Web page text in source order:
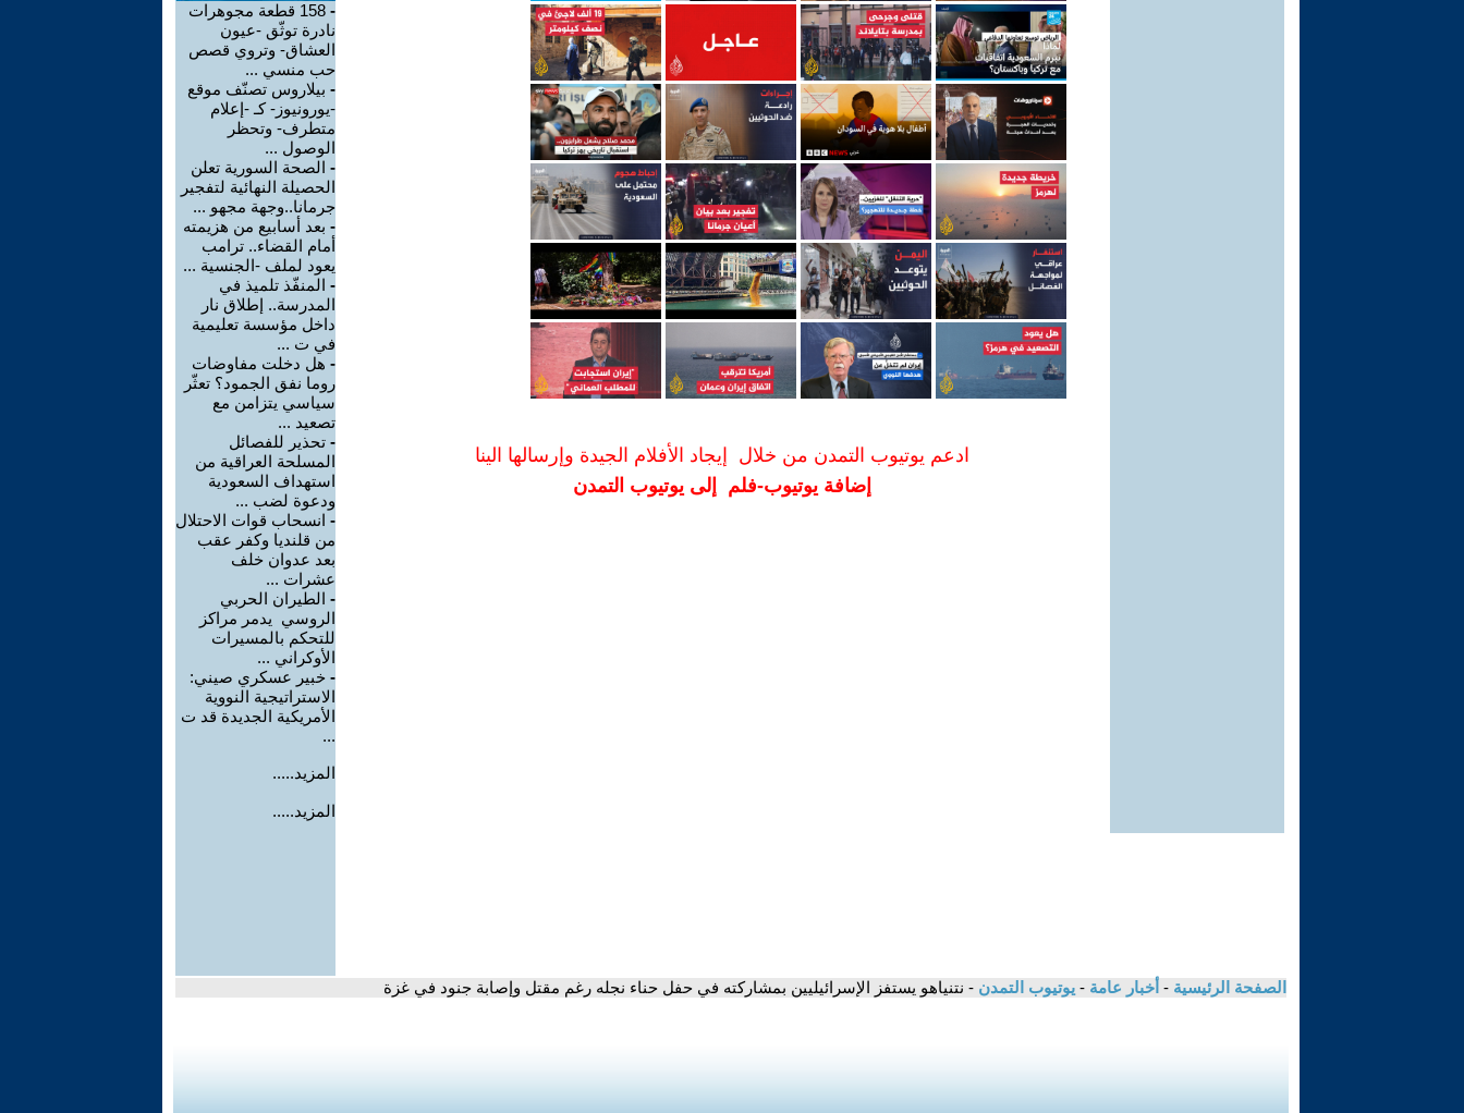
ادعم يوتيوب التمدن من خلال إيجاد الأفلام الجيدة وإرسالها الينا
إضافة يوتيوب-فلم إلى يوتيوب التمدن
-
158 قطعة مجوهرات
نادرة توثّق -عيون
العشاق- وتروي قصص
حب منسي ...
- بيلاروس تصنّف موقع
-يورونيوز- كـ -إعلام
متطرف- وتحظر
الوصول ...
- الصحة السورية تعلن
الحصيلة النهائية لتفجير
جرمانا..وجهة مجهو ...
- بعد أسابيع من هزيمته
أمام القضاء.. ترامب
يعود لملف -الجنسية ...
- المنفّذ تلميذ في
المدرسة.. إطلاق نار
داخل مؤسسة تعليمية
في ت ...
- هل دخلت مفاوضات
روما نفق الجمود؟ تعثّر
سياسي يتزامن مع
تصعيد ...
- تحذير للفصائل
المسلحة العراقية من
استهداف السعودية
ودعوة لضب ...
- انسحاب قوات الاحتلال
من قلنديا وكفر عقب
بعد عدوان خلف
عشرات ...
- الطيران الحربي
الروسي يدمر مراكز
للتحكم بالمسيرات
الأوكراني ...
- خبير عسكري صيني:
الاستراتيجية النووية
الأمريكية الجديدة قد ت
...
المزيد.....
المزيد.....
الصفحة الرئيسية - أخبار عامة - يوتيوب التمدن - نتنياهو يستفز الإسرائيليين بمشاركته في حفل حناء نجله رغم مقتل وإصابة جنود في غزة